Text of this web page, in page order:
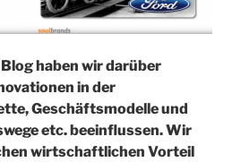
haben wir darüber
in der
Geschäftsmodelle und
etc. beeinflussen. Wir
wirtschaftlichen Vorteil